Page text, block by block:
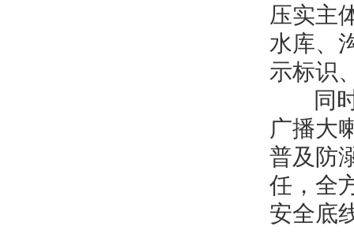
压实主
水库、
示标识
同时
广播大
普及防
任，全
安全底